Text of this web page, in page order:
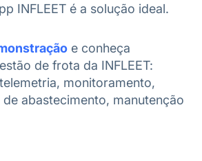
INFLEET é a solução ideal.
e conheça
de frota da INFLEET:
monitoramento,
abastecimento, manutenção